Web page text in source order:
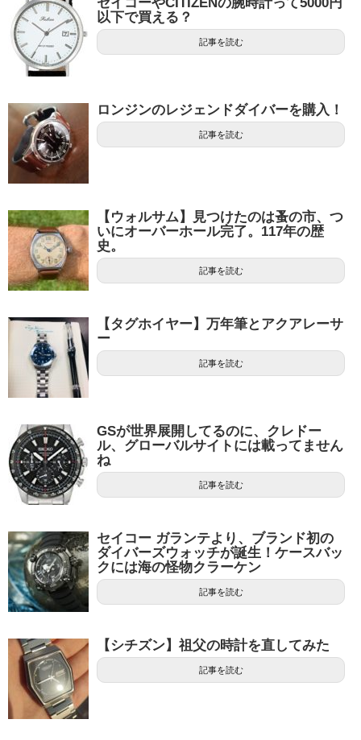
以下で買える？
記事を読む
ロンジンのレジェンドダイバーを購入！
記事を読む
【ウォルサム】見つけたのは蚤の市、つ
いにオーバーホール完了。117年の歴
史。
記事を読む
【タグホイヤー】万年筆とアクアレーサ
ー
記事を読む
GSが世界展開してるのに、クレドー
ル、グローバルサイトには載ってません
ね
記事を読む
セイコー ガランテより、ブランド初の
ダイバーズウォッチが誕生！ケースバッ
クには海の怪物クラーケン
記事を読む
【シチズン】祖父の時計を直してみた
記事を読む